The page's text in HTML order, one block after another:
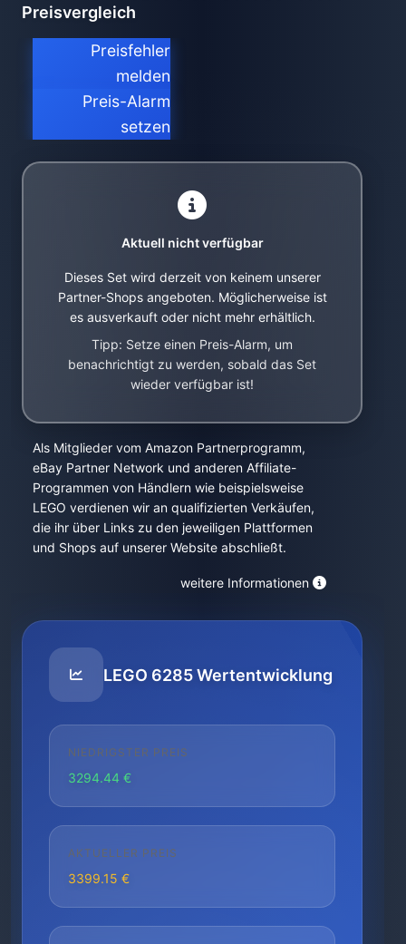
Preisvergleich
Preisfehler
melden
Preis-Alarm
setzen
Aktuell nicht verfügbar
Dieses Set wird derzeit von keinem unserer
Partner-Shops angeboten. Möglicherweise ist
es ausverkauft oder nicht mehr erhältlich.
Tipp: Setze einen Preis-Alarm, um
benachrichtigt zu werden, sobald das Set
wieder verfügbar ist!
Als Mitglieder vom Amazon Partnerprogramm,
eBay Partner Network und anderen Affiliate-
Programmen von Händlern wie beispielsweise
LEGO verdienen wir an qualifizierten Verkäufen,
die ihr über Links zu den jeweiligen Plattformen
und Shops auf unserer Website abschließt.
weitere Informationen
LEGO 6285 Wertentwicklung
NIEDRIGSTER PREIS
3294.44 €
AKTUELLER PREIS
3399.15 €